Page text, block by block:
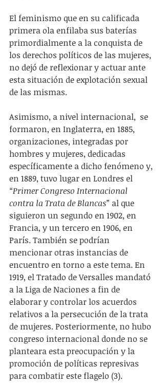
El feminismo que en su calificada
primera ola enfilaba sus baterías
primordialmente a la conquista de
los derechos políticos de las mujeres,
no dejó de reflexionar y actuar ante
esta situación de explotación sexual
de las mismas.
Asimismo, a nivel internacional,  se
formaron, en Inglaterra, en 1885,
organizaciones, integradas por
hombres y mujeres, dedicadas
específicamente a dicho fenómeno y,
en 1889, tuvo lugar en Londres el
“Primer Congreso Internacional
contra la Trata de Blancas” al que
siguieron un segundo en 1902, en
Francia, y un tercero en 1906, en
París. También se podrían
mencionar otras instancias de
encuentro en torno a este tema. En
1919, el Tratado de Versalles mandató
a la Liga de Naciones a fin de
elaborar y controlar los acuerdos
relativos a la persecución de la trata
de mujeres. Posteriormente, no hubo
congreso internacional donde no se
planteara esta preocupación y la
promoción de políticas represivas
para combatir este flagelo (3).